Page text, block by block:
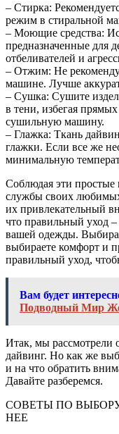
– Стирка:
режим в стиральной
– Моющие средства:
предназначенные для
отбеливателей и
– Отжим: Не
машине. Лучше
– Сушка: Сушите
в тени, избегая
сушильную машину.
– Глажка: Ткань
глажки. Если все же
минимальную
Соблюдая эти простые
службы своих
их привлекательный
что правильный уход –
вашей одежды.
выбираете комфорт и
правильный уход,
Вам будет
Подводный Мир
Итак, мы рассмотрели
дайвинг. Но как же
и на что обратить
Давайте разберемся.
СОВЕТЫ ПО
НЕЕ